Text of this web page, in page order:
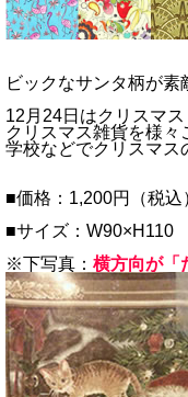
ビックなサンタ柄が素
12月24日はクリスマス
クリスマス雑貨を様々
学校などでクリスマス
■価格：1,200円（税込
■サイズ：W90×H110
※下写真： 横方向が「